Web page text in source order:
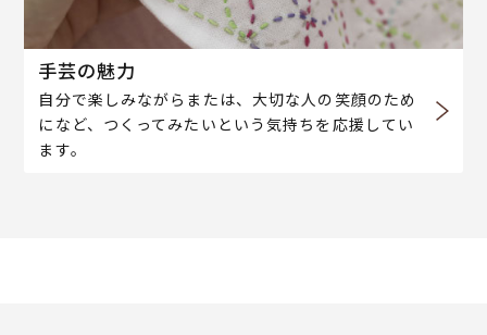
手芸の魅力
自分で楽しみながらまたは、大切な人の笑顔のため
になど、つくってみたいという気持ちを応援してい
ます。